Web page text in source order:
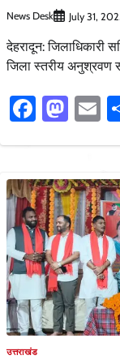
News Desk July 31,
देहरादून:
जिला स्तरीय अनुश्रवण
उत्तराखंड